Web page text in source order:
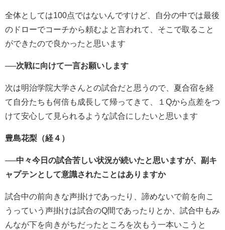
全体としては100点ではないんですけど、自分の中では最後
のドローでコーチから頼むよと言われて、そこで取ること
ができたので良かったと思います
──次戦に向けて一言お願いします
次は明治学院大学さんとの試合だと思うので、夏合宿を経
て自分たちも何倍も成長して帰ってきて、１Qから点差をつ
けて安心して見られるような試合にしたいと思います
豊島花梨（経４）
──中々今日の試合苦しい状況が続いたと思いますが、副キ
ャプテンとして意識されたことはありますか
試合中の前向きな声掛けであったり、諦めないで前を向こ
うっていう声掛けは試合のQ間であったりとか、試合中もみ
んなが下を向きがちだったところを次もう一本いこうと